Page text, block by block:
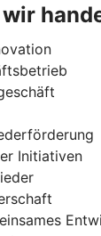
Initiativen